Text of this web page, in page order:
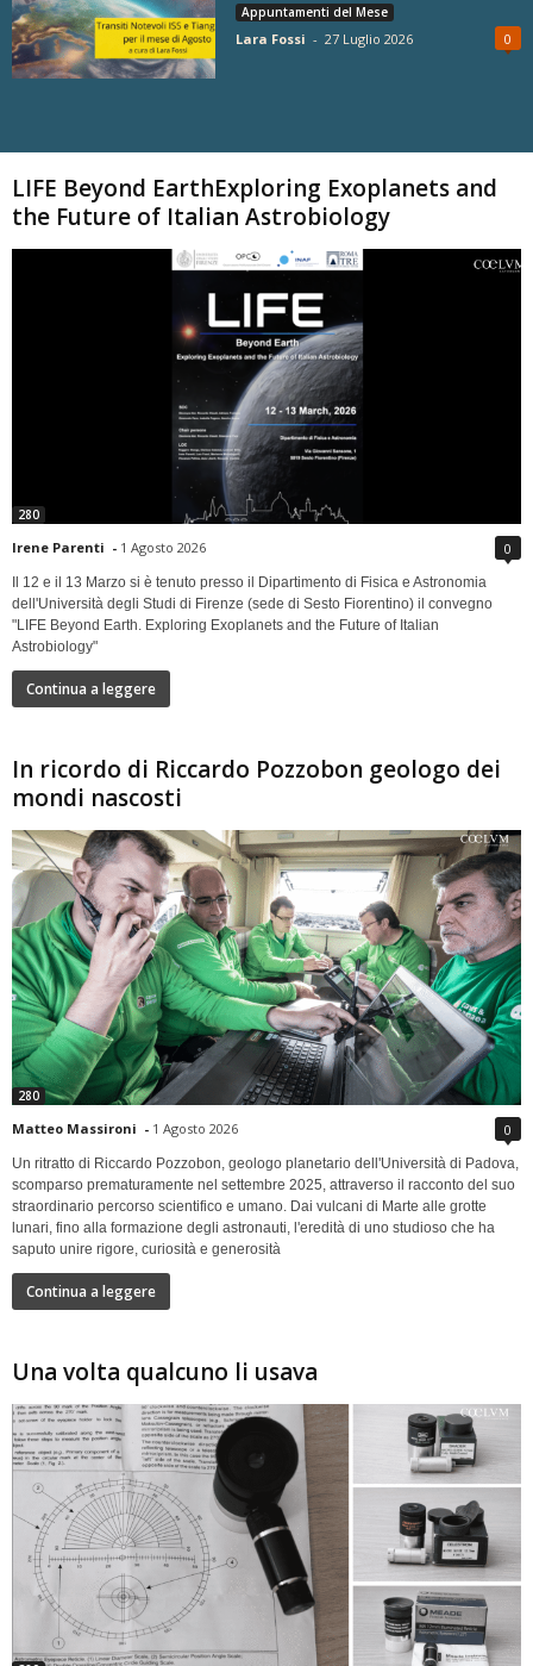
Appuntamenti del Mese
Lara Fossi - 27 Luglio 2026 0
LIFE Beyond EarthExploring Exoplanets and
the Future of Italian Astrobiology
280
Irene Parenti - 1 Agosto 2026 0
Il 12 e il 13 Marzo si è tenuto presso il Dipartimento di Fisica e Astronomia
dell'Università degli Studi di Firenze (sede di Sesto Fiorentino) il convegno
"LIFE Beyond Earth. Exploring Exoplanets and the Future of Italian
Astrobiology"
Continua a leggere
In ricordo di Riccardo Pozzobon geologo dei
mondi nascosti
280
Matteo Massironi - 1 Agosto 2026 0
Un ritratto di Riccardo Pozzobon, geologo planetario dell'Università di Padova,
scomparso prematuramente nel settembre 2025, attraverso il racconto del suo
straordinario percorso scientifico e umano. Dai vulcani di Marte alle grotte
lunari, fino alla formazione degli astronauti, l'eredità di uno studioso che ha
saputo unire rigore, curiosità e generosità
Continua a leggere
Una volta qualcuno li usava